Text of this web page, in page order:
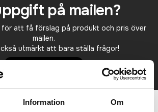
Information Om
på mailen?
för att få förslag på produkt och pris över
mailen.
utmärkt att bara ställa frågor!